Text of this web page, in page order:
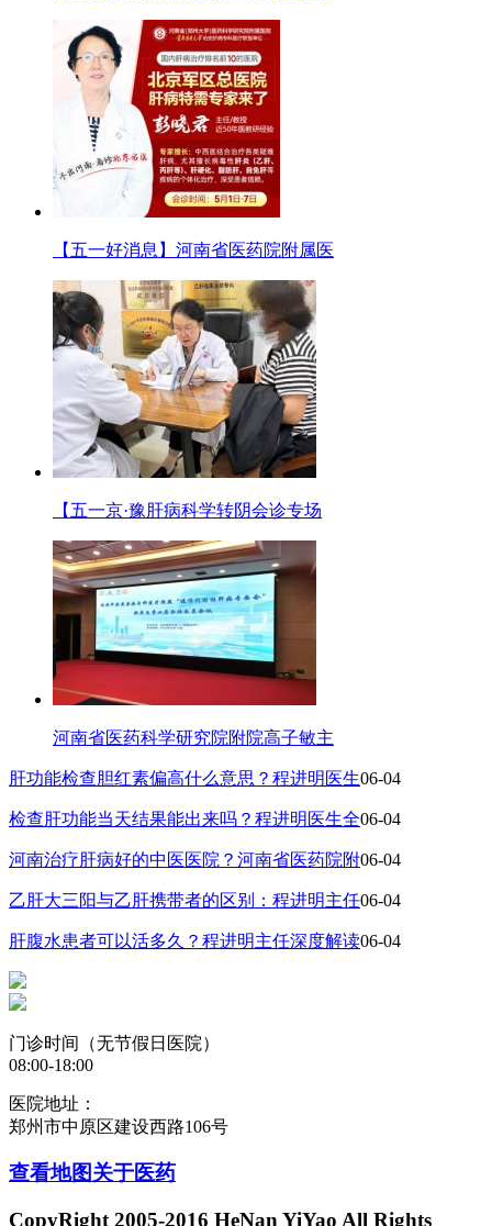
【五一好消息】河南省医药院附属医
【五一京·豫肝病科学转阴会诊专场
河南省医药科学研究院附院高子敏主
肝功能检查胆红素偏高什么意思？程进明医生06-04
检查肝功能当天结果能出来吗？程进明医生全06-04
河南治疗肝病好的中医医院？河南省医药院附06-04
乙肝大三阳与乙肝携带者的区别：程进明主任06-04
肝腹水患者可以活多久？程进明主任深度解读06-04
门诊时间（无节假日医院）
08:00-18:00
医院地址：
郑州市中原区建设西路106号
查看地图关于医药
CopyRight 2005-2016 HeNan YiYao All Rights